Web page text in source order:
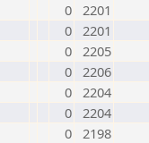
0 2201
0 2201
0 2205
0 2206
0 2204
0 2204
0 2198